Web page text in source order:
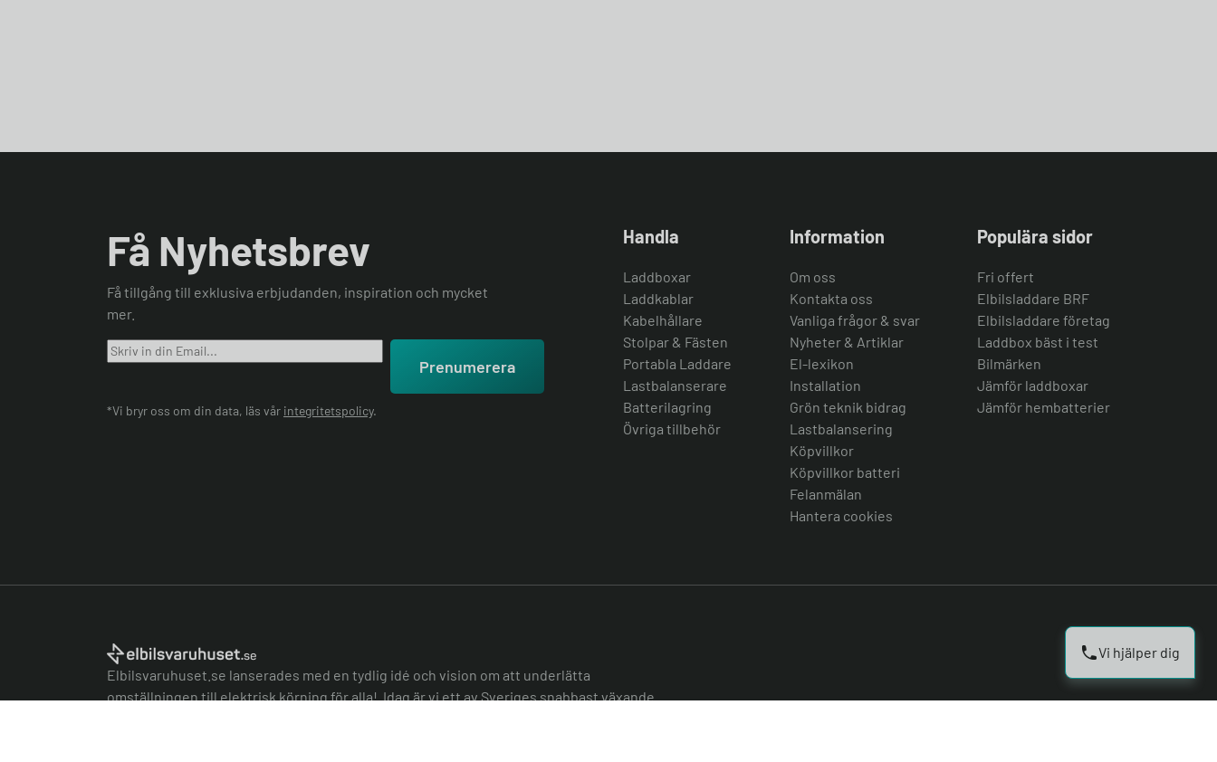
Få Nyhetsbrev
Få tillgång till exklusiva erbjudanden, inspiration och mycket
mer.
Prenumerera
*Vi bryr oss om din data, läs vår integritetspolicy.
Handla
Laddboxar
Laddkablar
Kabelhållare
Stolpar & Fästen
Portabla Laddare
Lastbalanserare
Batterilagring
Övriga tillbehör
Information
Om oss
Kontakta oss
Vanliga frågor & svar
Nyheter & Artiklar
El-lexikon
Installation
Grön teknik bidrag
Lastbalansering
Köpvillkor
Köpvillkor batteri
Felanmälan
Hantera cookies
Populära sidor
Fri offert
Elbilsladdare BRF
Elbilsladdare företag
Laddbox bäst i test
Bilmärken
Jämför laddboxar
Jämför hembatterier
Elbilsvaruhuset.se lanserades med en tydlig idé och vision om att underlätta
omställningen till elektrisk körning för alla! Idag är vi ett av Sveriges snabbast växande
Vi hjälper dig